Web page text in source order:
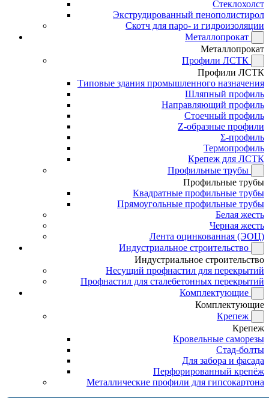
Стеклохолст
Экструдированный пенополистирол
Скотч для паро- и гидроизоляции
Металлопрокат
Металлопрокат
Профили ЛСТК
Профили ЛСТК
Типовые здания промышленного назначения
Шляпный профиль
Направляющий профиль
Стоечный профиль
Z-образные профили
Σ-профиль
Термопрофиль
Крепеж для ЛСТК
Профильные трубы
Профильные трубы
Квадратные профильные трубы
Прямоугольные профильные трубы
Белая жесть
Черная жесть
Лента оцинкованная (ЭОЦ)
Индустриальное строительство
Индустриальное строительство
Несущий профнастил для перекрытий
Профнастил для сталебетонных перекрытий
Комплектующие
Комплектующие
Крепеж
Крепеж
Кровельные саморезы
Стад-болты
Для забора и фасада
Перфорированный крепёж
Металлические профили для гипсокартона